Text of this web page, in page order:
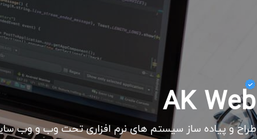
AK Web
طراح و پیاده ساز سیستم های نرم افزاری تحت وب و وب